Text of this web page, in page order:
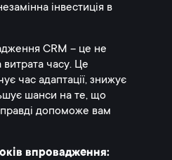
інвестиція в
CRM – це не
витрата часу. Це
час адаптації, знижує
шанси на те, що
допоможе вам
впровадження: